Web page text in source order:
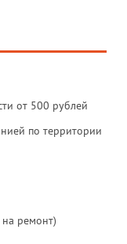
от 500 рублей
по территории
ремонт)